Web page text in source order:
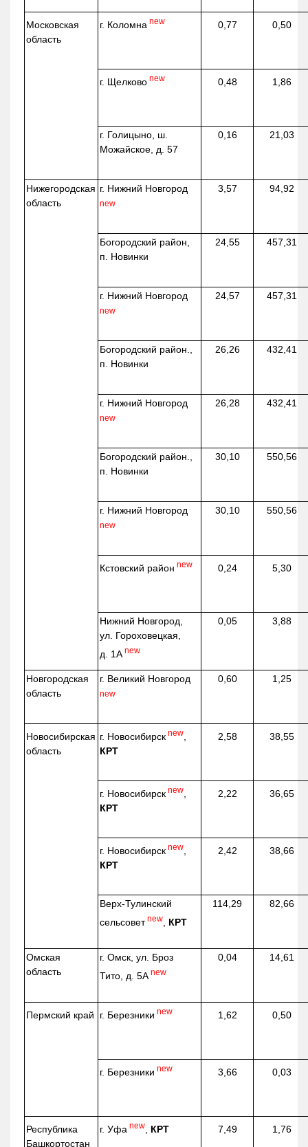
Московская
область
г. Коломна new 0,77 0,50
г. Щелково new 0,48 1,86
г. Голицыно, ш.
Можайское, д. 57
0,16 21,03
Нижегородская
область
г. Нижний Новгород
new
3,57 94,92
Богородский район,
п. Новинки
24,55 457,31
г. Нижний Новгород
new
24,57 457,31
Богородский район.,
п. Новинки
26,26 432,41
г. Нижний Новгород
new
26,28 432,41
Богородский район.,
п. Новинки
30,10 550,56
г. Нижний Новгород
new
30,10 550,56
Кстовский район new 0,24 5,30
Нижний Новгород,
ул. Гороховецкая,
д. 1А new
0,05 3,88
Новгородская
область
г. Великий Новгород
new
0,60 1,25
Новосибирская
область
г. Новосибирск new
КРТ
2,58 38,55
г. Новосибирск new
КРТ
2,22 36,65
г. Новосибирск new
КРТ
2,42 38,66
Верх-Тулинский
сельсовет new КРТ
114,29 82,66
Омская
область
г. Омск, ул. Броз
Тито, д. 5А new
0,04 14,61
Пермский край г. Березники new 1,62 0,50
г. Березники new 3,66 0,03
Республика
Башкортостан
г. Уфа new КРТ 7,49 1,76